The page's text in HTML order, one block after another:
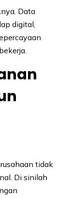
Data
digital,
tidak
Di sinilah